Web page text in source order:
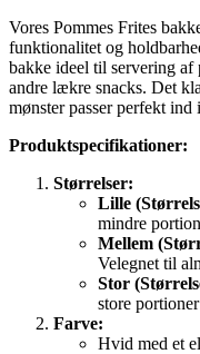
Vores Pommes Frites
funktionalitet og
bakke ideel til servering af
andre lækre snacks. Det
mønster passer perfekt
Produktspecifikationer:
Størrelser:
Lille
mindre
Mellem
Velegnet til
Stor
store
Farve:
Hvid med et